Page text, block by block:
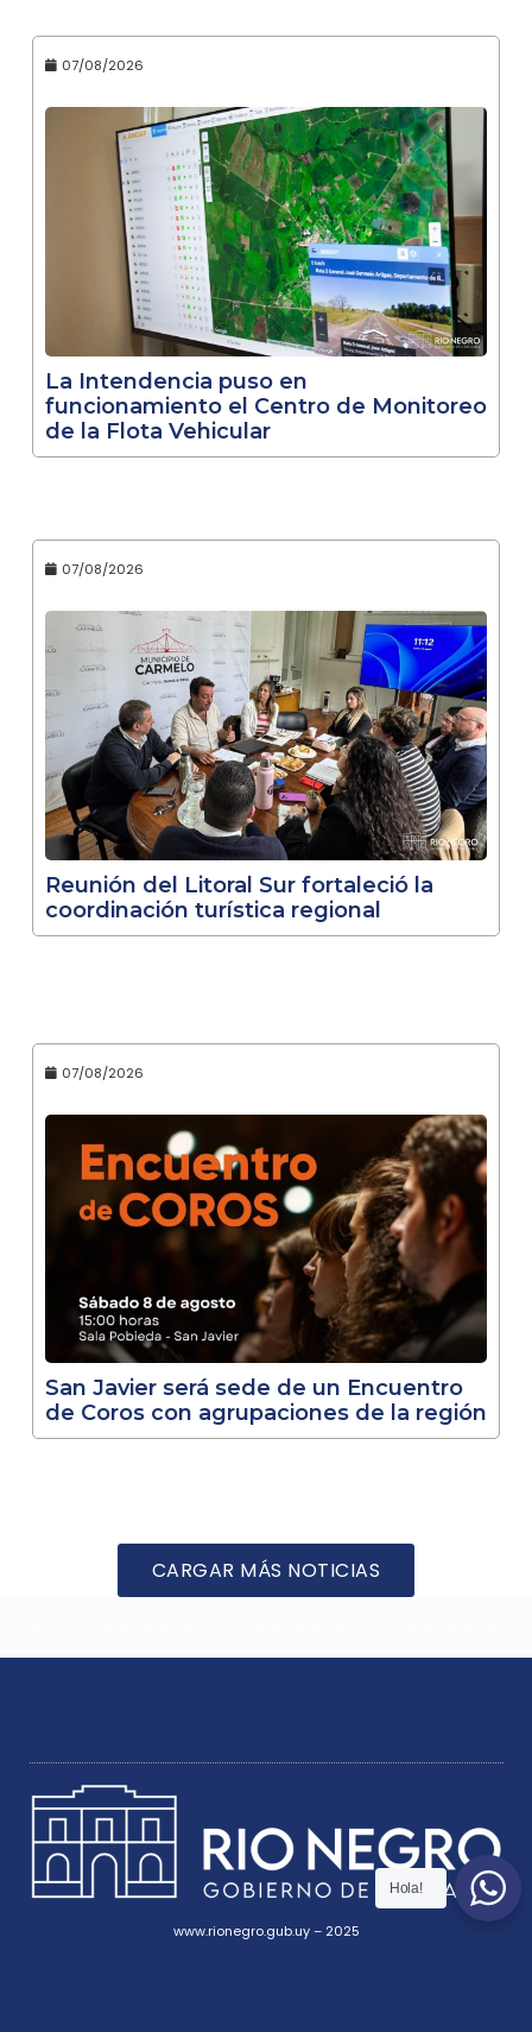
07/08/2026
La Intendencia puso en
funcionamiento el Centro de Monitoreo
de la Flota Vehicular
07/08/2026
Reunión del Litoral Sur fortaleció la
coordinación turística regional
07/08/2026
San Javier será sede de un Encuentro
de Coros con agrupaciones de la región
CARGAR MÁS NOTICIAS
www.rionegro.gub.uy – 2025
Hola!